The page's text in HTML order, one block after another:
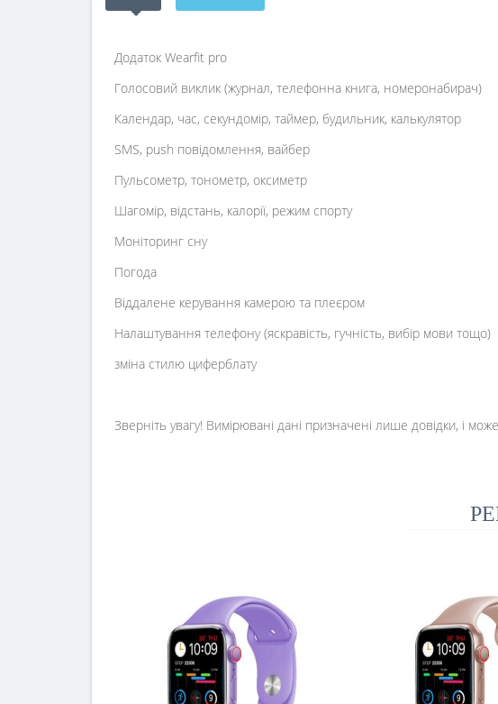
Додаток Wearfit pro
Голосовий виклик (журнал, телефонна книга, номеронабирач)
Календар, час, секундомір, таймер, будильник, калькулятор
SMS, push повідомлення, вайбер
Пульсометр, тонометр, оксиметр
Шагомір, відстань, калорії, режим спорту
Моніторинг сну
Погода
Віддалене керування камерою та плеєром
Налаштування телефону (яскравість, гучність, вибір мови тощо)
зміна стилю циферблату
Зверніть увагу! Вимірювані дані призначені лише довідки, і